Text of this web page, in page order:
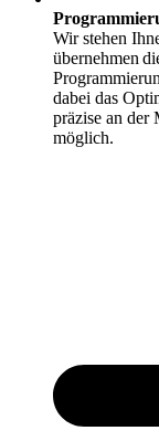
Wir stehen
übernehmen
dabei das
präzise an der
möglich.